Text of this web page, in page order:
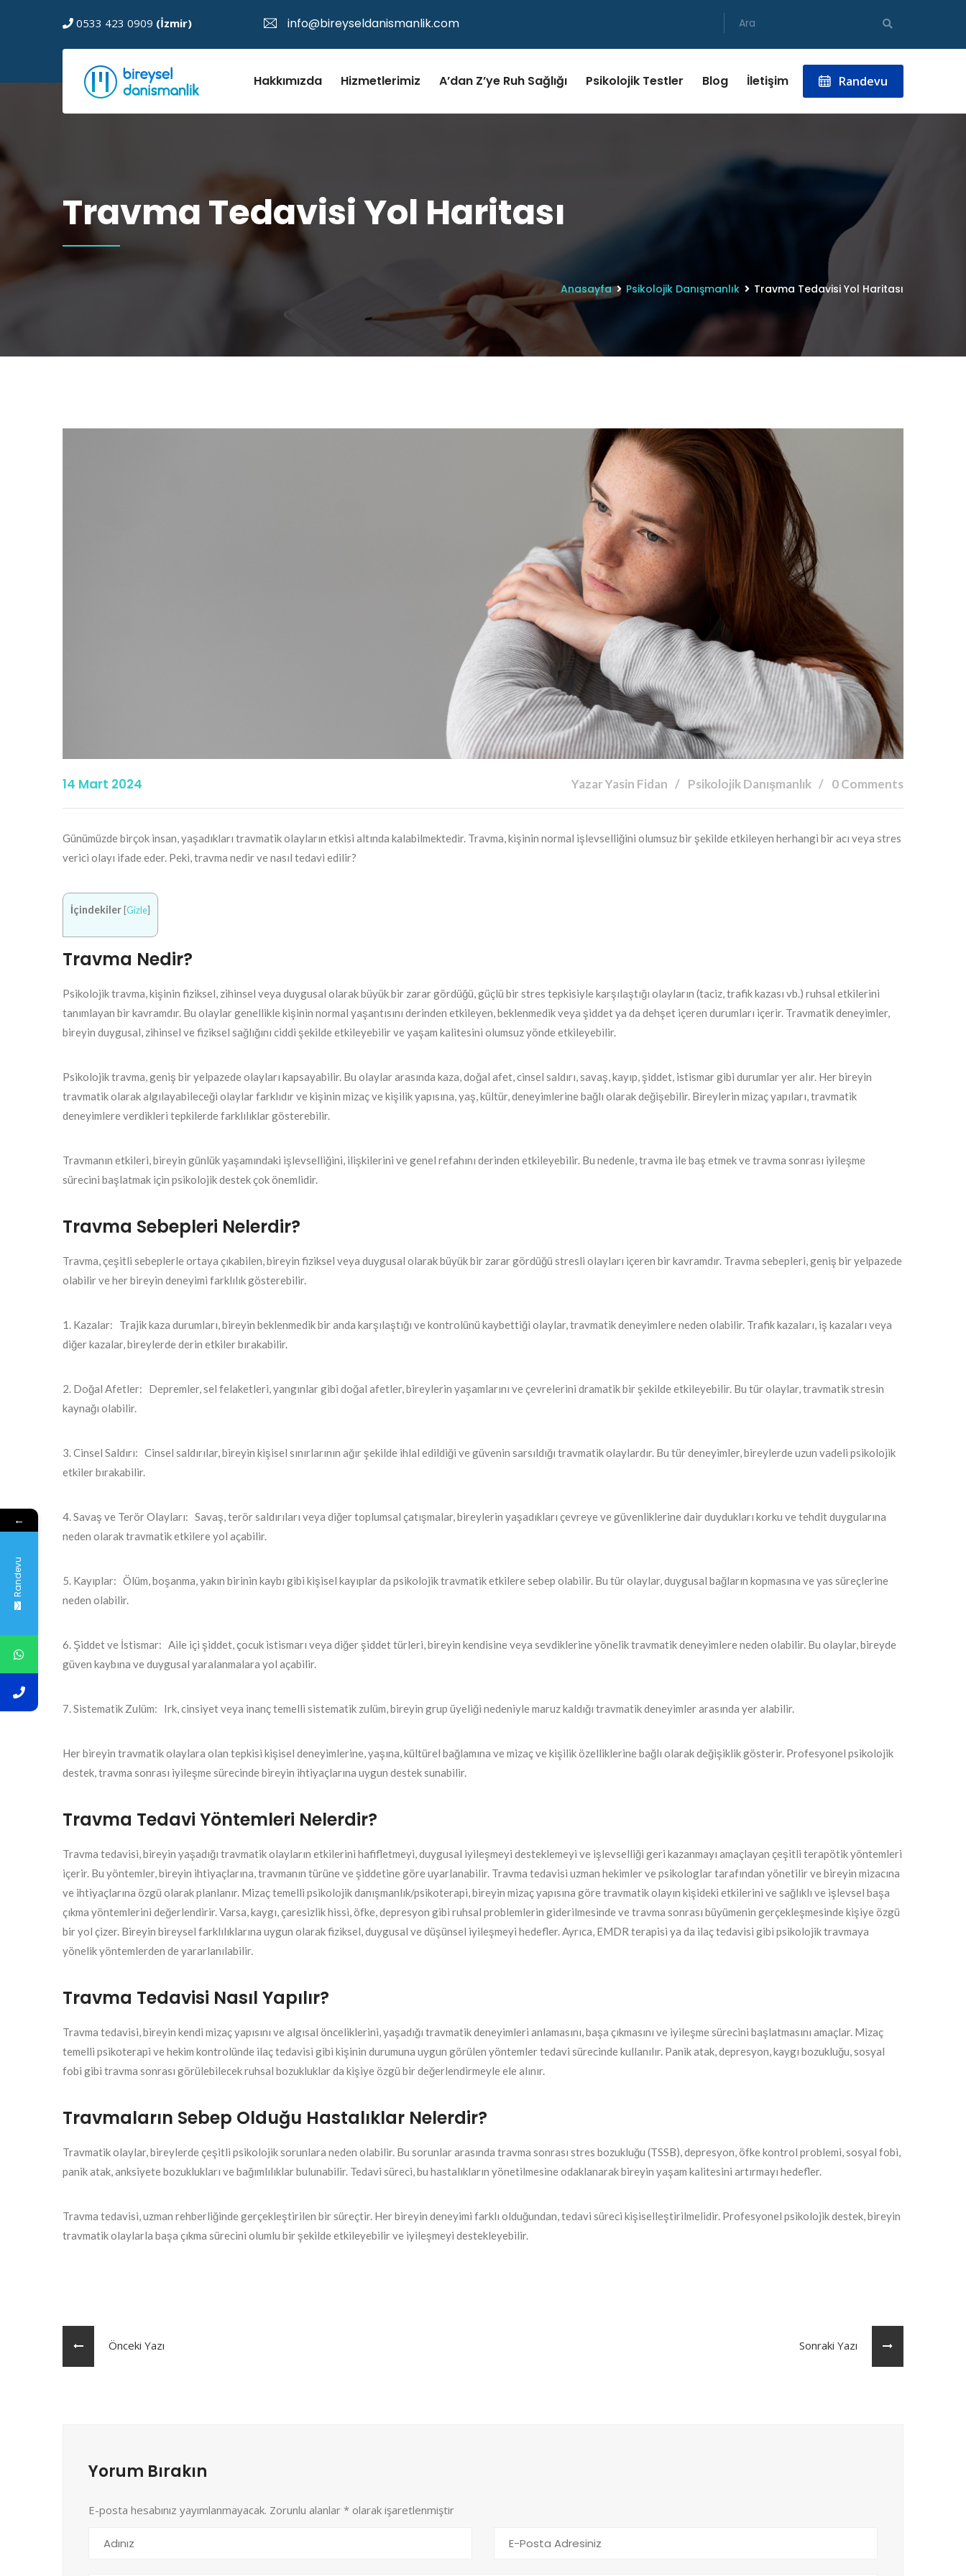
0533 423 0909 (İzmir) info@bireyseldanismanlik.com
Randevu
Hakkımızda Hizmetlerimiz A’dan Z’ye Ruh Sağlığı Psikolojik Testler Blog İletişim
Travma Tedavisi Yol Haritası
Anasayfa Psikolojik Danışmanlık Travma Tedavisi Yol Haritası
14 Mart 2024 Yazar Yasin Fidan Psikolojik Danışmanlık 0 Comments
Günümüzde birçok insan, yaşadıkları travmatik olayların etkisi altında kalabilmektedir. Travma, kişinin normal işlevselliğini olumsuz bir şekilde etkileyen herhangi bir acı veya stres
verici olayı ifade eder. Peki, travma nedir ve nasıl tedavi edilir?
İçindekiler [Gizle]
Travma Nedir?
Psikolojik travma, kişinin fiziksel, zihinsel veya duygusal olarak büyük bir zarar gördüğü, güçlü bir stres tepkisiyle karşılaştığı olayların (taciz, trafik kazası vb.) ruhsal etkilerini
tanımlayan bir kavramdır. Bu olaylar genellikle kişinin normal yaşantısını derinden etkileyen, beklenmedik veya şiddet ya da dehşet içeren durumları içerir. Travmatik deneyimler,
bireyin duygusal, zihinsel ve fiziksel sağlığını ciddi şekilde etkileyebilir ve yaşam kalitesini olumsuz yönde etkileyebilir.
Psikolojik travma, geniş bir yelpazede olayları kapsayabilir. Bu olaylar arasında kaza, doğal afet, cinsel saldırı, savaş, kayıp, şiddet, istismar gibi durumlar yer alır. Her bireyin
travmatik olarak algılayabileceği olaylar farklıdır ve kişinin mizaç ve kişilik yapısına, yaş, kültür, deneyimlerine bağlı olarak değişebilir. Bireylerin mizaç yapıları, travmatik
deneyimlere verdikleri tepkilerde farklılıklar gösterebilir.
Travmanın etkileri, bireyin günlük yaşamındaki işlevselliğini, ilişkilerini ve genel refahını derinden etkileyebilir. Bu nedenle, travma ile baş etmek ve travma sonrası iyileşme
sürecini başlatmak için psikolojik destek çok önemlidir.
Travma Sebepleri Nelerdir?
Travma, çeşitli sebeplerle ortaya çıkabilen, bireyin fiziksel veya duygusal olarak büyük bir zarar gördüğü stresli olayları içeren bir kavramdır. Travma sebepleri, geniş bir yelpazede
olabilir ve her bireyin deneyimi farklılık gösterebilir.
1. Kazalar: Trajik kaza durumları, bireyin beklenmedik bir anda karşılaştığı ve kontrolünü kaybettiği olaylar, travmatik deneyimlere neden olabilir. Trafik kazaları, iş kazaları veya
diğer kazalar, bireylerde derin etkiler bırakabilir.
2. Doğal Afetler: Depremler, sel felaketleri, yangınlar gibi doğal afetler, bireylerin yaşamlarını ve çevrelerini dramatik bir şekilde etkileyebilir. Bu tür olaylar, travmatik stresin
kaynağı olabilir.
3. Cinsel Saldırı: Cinsel saldırılar, bireyin kişisel sınırlarının ağır şekilde ihlal edildiği ve güvenin sarsıldığı travmatik olaylardır. Bu tür deneyimler, bireylerde uzun vadeli psikolojik
etkiler bırakabilir.
4. Savaş ve Terör Olayları: Savaş, terör saldırıları veya diğer toplumsal çatışmalar, bireylerin yaşadıkları çevreye ve güvenliklerine dair duydukları korku ve tehdit duygularına
neden olarak travmatik etkilere yol açabilir.
5. Kayıplar: Ölüm, boşanma, yakın birinin kaybı gibi kişisel kayıplar da psikolojik travmatik etkilere sebep olabilir. Bu tür olaylar, duygusal bağların kopmasına ve yas süreçlerine
neden olabilir.
6. Şiddet ve İstismar: Aile içi şiddet, çocuk istismarı veya diğer şiddet türleri, bireyin kendisine veya sevdiklerine yönelik travmatik deneyimlere neden olabilir. Bu olaylar, bireyde
güven kaybına ve duygusal yaralanmalara yol açabilir.
7. Sistematik Zulüm: Irk, cinsiyet veya inanç temelli sistematik zulüm, bireyin grup üyeliği nedeniyle maruz kaldığı travmatik deneyimler arasında yer alabilir.
Her bireyin travmatik olaylara olan tepkisi kişisel deneyimlerine, yaşına, kültürel bağlamına ve mizaç ve kişilik özelliklerine bağlı olarak değişiklik gösterir. Profesyonel psikolojik
destek, travma sonrası iyileşme sürecinde bireyin ihtiyaçlarına uygun destek sunabilir.
Travma Tedavi Yöntemleri Nelerdir?
Travma tedavisi, bireyin yaşadığı travmatik olayların etkilerini hafifletmeyi, duygusal iyileşmeyi desteklemeyi ve işlevselliği geri kazanmayı amaçlayan çeşitli terapötik yöntemleri
içerir. Bu yöntemler, bireyin ihtiyaçlarına, travmanın türüne ve şiddetine göre uyarlanabilir. Travma tedavisi uzman hekimler ve psikologlar tarafından yönetilir ve bireyin mizacına
ve ihtiyaçlarına özgü olarak planlanır. Mizaç temelli psikolojik danışmanlık/psikoterapi, bireyin mizaç yapısına göre travmatik olayın kişideki etkilerini ve sağlıklı ve işlevsel başa
çıkma yöntemlerini değerlendirir. Varsa, kaygı, çaresizlik hissi, öfke, depresyon gibi ruhsal problemlerin giderilmesinde ve travma sonrası büyümenin gerçekleşmesinde kişiye özgü
bir yol çizer. Bireyin bireysel farklılıklarına uygun olarak fiziksel, duygusal ve düşünsel iyileşmeyi hedefler. Ayrıca, EMDR terapisi ya da ilaç tedavisi gibi psikolojik travmaya
yönelik yöntemlerden de yararlanılabilir.
Travma Tedavisi Nasıl Yapılır?
Travma tedavisi, bireyin kendi mizaç yapısını ve algısal önceliklerini, yaşadığı travmatik deneyimleri anlamasını, başa çıkmasını ve iyileşme sürecini başlatmasını amaçlar. Mizaç
temelli psikoterapi ve hekim kontrolünde ilaç tedavisi gibi kişinin durumuna uygun görülen yöntemler tedavi sürecinde kullanılır. Panik atak, depresyon, kaygı bozukluğu, sosyal
fobi gibi travma sonrası görülebilecek ruhsal bozukluklar da kişiye özgü bir değerlendirmeyle ele alınır.
Travmaların Sebep Olduğu Hastalıklar Nelerdir?
Travmatik olaylar, bireylerde çeşitli psikolojik sorunlara neden olabilir. Bu sorunlar arasında travma sonrası stres bozukluğu (TSSB), depresyon, öfke kontrol problemi, sosyal fobi,
panik atak, anksiyete bozuklukları ve bağımlılıklar bulunabilir. Tedavi süreci, bu hastalıkların yönetilmesine odaklanarak bireyin yaşam kalitesini artırmayı hedefler.
Travma tedavisi, uzman rehberliğinde gerçekleştirilen bir süreçtir. Her bireyin deneyimi farklı olduğundan, tedavi süreci kişiselleştirilmelidir. Profesyonel psikolojik destek, bireyin
travmatik olaylarla başa çıkma sürecini olumlu bir şekilde etkileyebilir ve iyileşmeyi destekleyebilir.
Önceki Yazı Sonraki Yazı
Yorum Bırakın
E-posta hesabınız yayımlanmayacak. Zorunlu alanlar * olarak işaretlenmiştir
←
Randevu